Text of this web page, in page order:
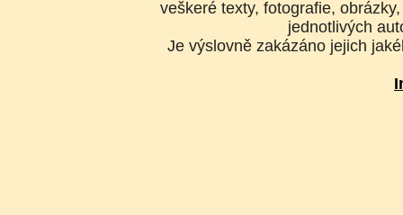
veškeré texty, fotografie,
jednotlivých
Je výslovně zakázáno jejich